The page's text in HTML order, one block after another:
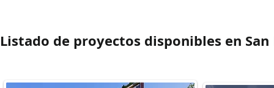
Listado de proyectos disponibles en